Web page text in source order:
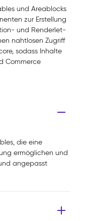
und Areablocks
zur Erstellung
und Renderlet-
nahtlosen Zugriff
sodass Inhalte
Commerce
die eine
ermöglichen und
angepasst